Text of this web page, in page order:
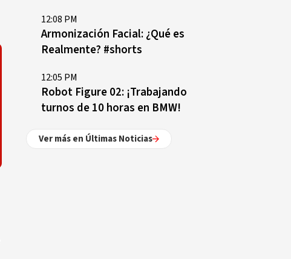
12:08 PM
Armonización Facial: ¿Qué es
Realmente? #shorts
12:05 PM
Robot Figure 02: ¡Trabajando
turnos de 10 horas en BMW!
Ver más en Últimas Noticias